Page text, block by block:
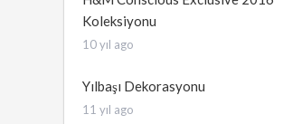
Koleksiyonu
10 yıl ago
Yılbaşı Dekorasyonu
11 yıl ago